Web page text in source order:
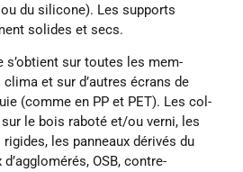
du sil­ic­one). Les sup­ports
solides et secs.
s’ob­tient sur toutes les mem­
et sur d’autres écrans de
(comme en PP et PET). Les col­
le bois raboté et/ou verni, les
les pan­neaux dérivés du
OSB, contre­